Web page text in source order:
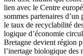
lien avec le Centre
sommes partenaires
le taux de recyclabilité
logique d’économie
Bretagne devient région
l’inertage biologique des